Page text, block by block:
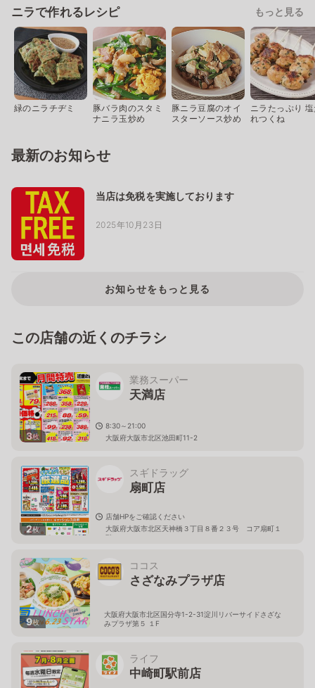
ニラで作れるレシピ もっと見る
緑のニラチヂミ
豚バラ肉のスタミ
ナニラ玉炒め
豚ニラ豆腐のオイ
スターソース炒め
ニラたっぷり
れつくね
最新のお知らせ
当店は免税を実施しております
2025年10月23日
お知らせをもっと見る
この店舗の近くのチラシ
3枚
業務スーパー
天満店
8:30～21:00
大阪府大阪市北区池田町11-2
2枚
スギドラッグ
扇町店
店舗HPをご確認ください
大阪府大阪市北区天神橋３丁目８番２３号 コア扇町１
階
9枚
ココス
さざなみプラザ店
大阪府大阪市北区国分寺1-2-31淀川リバーサイドさざな
みプラザ第５ １F
ライフ
中崎町駅前店